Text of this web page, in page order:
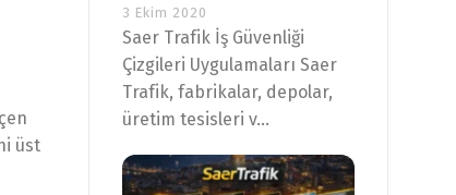
üst
3 Ekim 2020
Saer Trafik İş Güvenliği
Çizgileri Uygulamaları Saer
Trafik, fabrikalar, depolar,
üretim tesisleri v...